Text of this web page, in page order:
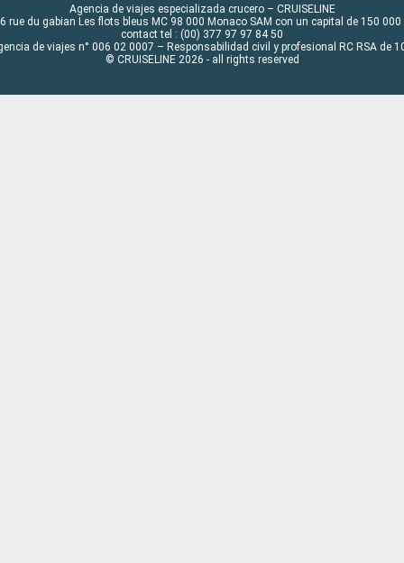
Agencia de viajes especializada crucero – CRUISELINE
rue du gabian Les flots bleus MC 98 000 Monaco SAM con un capital de 150 000
contact tel : (00) 377 97 97 84 50
de viajes n° 006 02 0007 – Responsabilidad civil y profesional RC RSA de
© CRUISELINE 2026 - all rights reserved